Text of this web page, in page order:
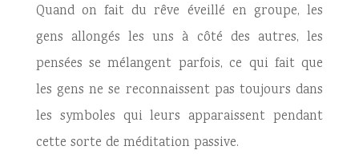
Quand on fait du rêve éveillé en groupe, les
gens allongés les uns à côté des autres, les
pensées se mélangent parfois, ce qui fait que
les gens ne se reconnaissent pas toujours dans
les symboles qui leurs apparaissent pendant
cette sorte de méditation passive.